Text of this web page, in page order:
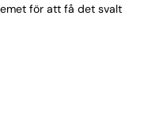
för att få det svalt